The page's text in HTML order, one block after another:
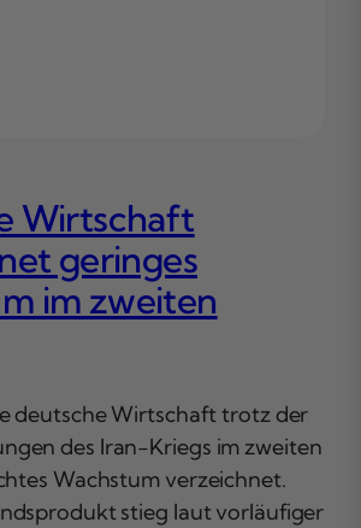
Wirtschaft
geringes
im zweiten
deutsche Wirtschaft trotz der
des Iran-Kriegs im zweiten
Wachstum verzeichnet.
stieg laut vorläufiger